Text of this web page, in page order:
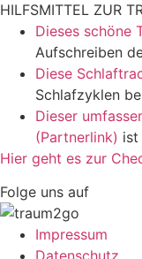
HILFSMITTEL ZUR
Dieses schöne
Aufschreiben
Diese
Schlafzyklen
Dieser
(Partnerlink) ist
Hier geht es zur
Folge uns auf
Impressum